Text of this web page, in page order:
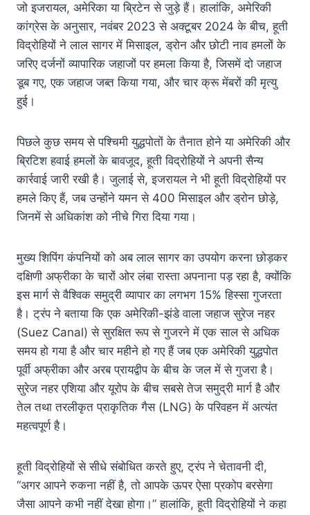
जो इजरायल, अमेरिका या ब्रिटेन से जुड़े हैं। हालांकि, अमेरिकी
कांग्रेस के अनुसार, नवंबर 2023 से अक्टूबर 2024 के बीच, हूती
विद्रोहियों ने लाल सागर में मिसाइल, ड्रोन और छोटी नाव हमलों के
जरिए दर्जनों व्यापारिक जहाजों पर हमला किया है, जिसमें दो जहाज
डूब गए, एक जहाज जब्त किया गया, और चार क्रू मेंबरों की मृत्यु
हुई।
पिछले कुछ समय से पश्चिमी युद्धपोतों के तैनात होने या अमेरिकी और
ब्रिटिश हवाई हमलों के बावजूद, हूती विद्रोहियों ने अपनी सैन्य
कार्रवाई जारी रखी है। जुलाई से, इजरायल ने भी हूती विद्रोहियों पर
हमले किए हैं, जब उन्होंने यमन से 400 मिसाइल और ड्रोन छोड़े,
जिनमें से अधिकांश को नीचे गिरा दिया गया।
मुख्य शिपिंग कंपनियों को अब लाल सागर का उपयोग करना छोड़कर
दक्षिणी अफ्रीका के चारों ओर लंबा रास्ता अपनाना पड़ रहा है, क्योंकि
इस मार्ग से वैश्विक समुद्री व्यापार का लगभग 15% हिस्सा गुजरता
है। ट्रंप ने बताया कि एक अमेरिकी-झंडे वाला जहाज सुरेज नहर
(Suez Canal) से सुरक्षित रूप से गुजरने में एक साल से अधिक
समय हो गया है और चार महीने हो गए हैं जब एक अमेरिकी युद्धपोत
पूर्वी अफ्रीका और अरब प्रायद्वीप के बीच के जल में से गुजरा है।
सुरेज नहर एशिया और यूरोप के बीच सबसे तेज समुद्री मार्ग है और
तेल तथा तरलीकृत प्राकृतिक गैस (LNG) के परिवहन में अत्यंत
महत्वपूर्ण है।
हूती विद्रोहियों से सीधे संबोधित करते हुए, ट्रंप ने चेतावनी दी,
“अगर आपने रुकना नहीं है, तो आपके ऊपर ऐसा प्रकोप बरसेगा
जैसा आपने कभी नहीं देखा होगा।” हालांकि, हूती विद्रोहियों ने कहा